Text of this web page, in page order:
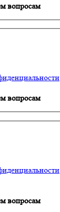
вопросам
вопросам
вопросам